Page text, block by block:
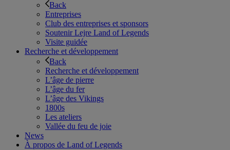
Back
Entreprises
Club des entreprises et sponsors
Soutenir Lejre Land of Legends
Visite guidée
Recherche et développement
Back
Recherche et développement
L’âge de pierre
L’âge du fer
L’âge des Vikings
1800s
Les ateliers
Vallée du feu de joie
News
À propos de Land of Legends